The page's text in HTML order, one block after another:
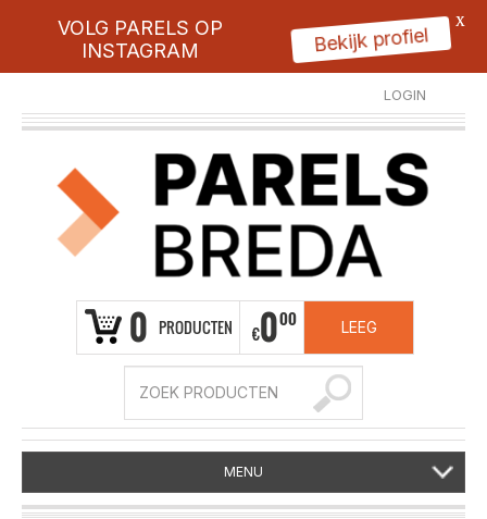
LOGIN
REGISTREER
0 PRODUCTEN €000 LEEG
MENU
VOLG PARELS OP
INSTAGRAM
Bekijk profiel
X